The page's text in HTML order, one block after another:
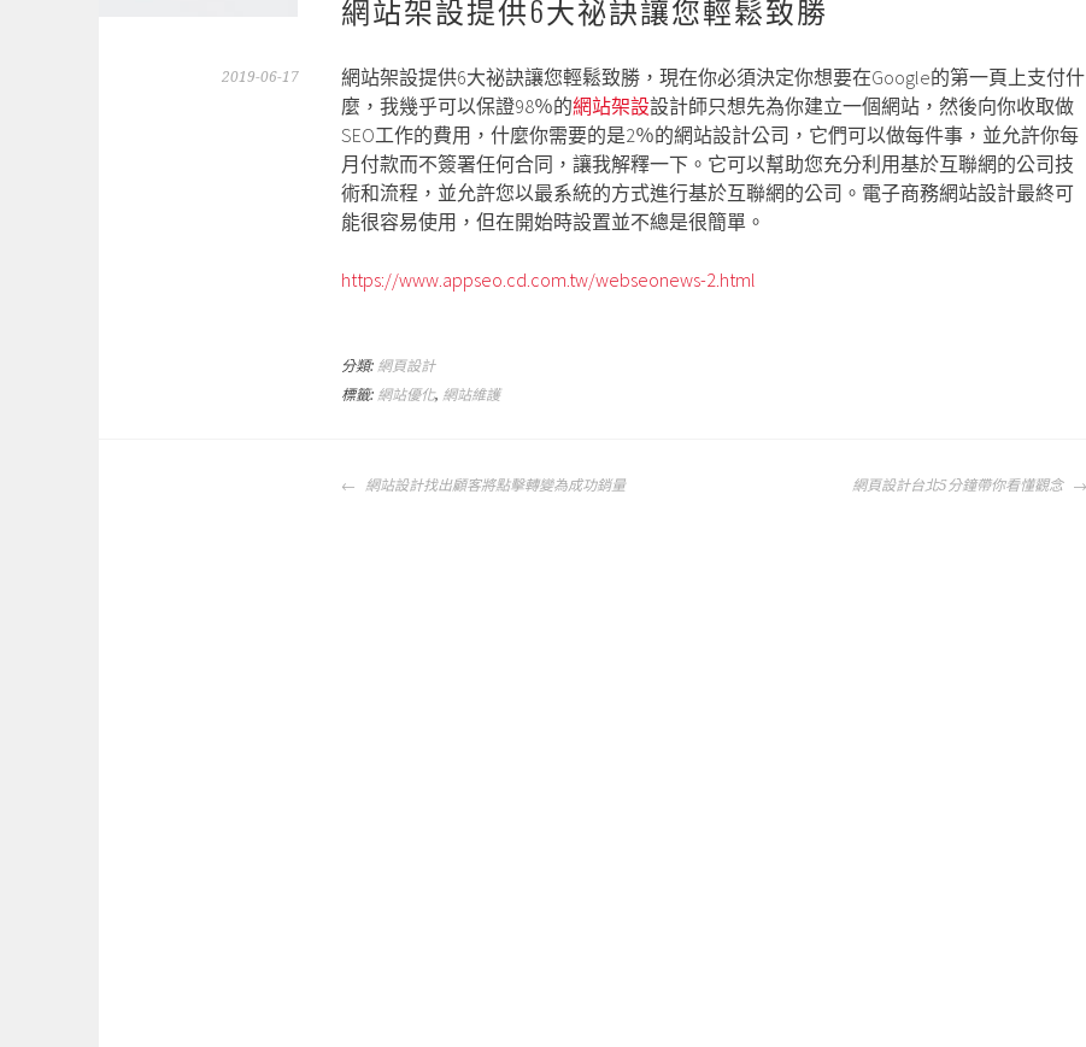
網站架設提供6大祕訣讓您輕鬆致勝
2019-06-17
網站架設提供6大祕訣讓您輕鬆致勝，現在你必須決定你想要在Google的第一頁上支付什
麼，我幾乎可以保證98％的網站架設設計師只想先為你建立一個網站，然後向你收取做
SEO工作的費用，什麼你需要的是2％的網站設計公司，它們可以做每件事，並允許你每
月付款而不簽署任何合同，讓我解釋一下。它可以幫助您充分利用基於互聯網的公司技
術和流程，並允許您以最系統的方式進行基於互聯網的公司。電子商務網站設計最終可
能很容易使用，但在開始時設置並不總是很簡單。
https://www.appseo.cd.com.tw/webseonews-2.html
分類: 網頁設計
標籤: 網站優化, 網站維護
文網站設計找出顧客將點擊轉變為成功銷量 網頁設計台北5分鐘帶你看懂觀念